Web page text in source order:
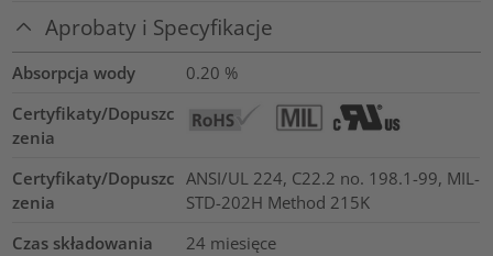
Aprobaty i Specyfikacje
Absorpcja wody 0.20 %
Certyfikaty/Dopuszc
zenia
Certyfikaty/Dopuszc
zenia
ANSI/UL 224, C22.2 no. 198.1-99, MIL-
STD-202H Method 215K
Czas składowania
24 miesięce